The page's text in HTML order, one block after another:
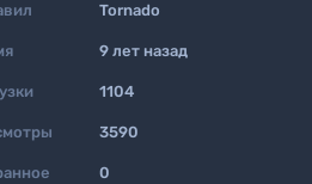
Tornado
9 лет назад
1104
3590
0